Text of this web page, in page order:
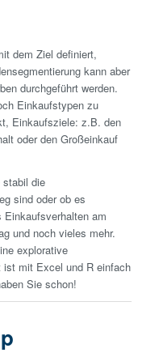
dem Ziel definiert,
kann aber
durchgeführt werden.
Einkaufstypen zu
Einkaufsziele: z.B. den
oder den Großeinkauf
stabil die
sind oder ob es
am
und noch vieles mehr.
explorative
ist mit Excel und R einfach
Sie schon!